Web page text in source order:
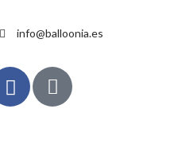
info@balloonia.es